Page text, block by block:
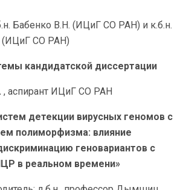
Бабенко В.Н. (ИЦиГ СО РАН) и к.б.н.
(ИЦиГ СО РАН)
кандидатской диссертации
, аспирант ИЦиГ СО РАН
детекции вирусных геномов с
полиморфизма: влияние
геновариантов с
в реальном времени»